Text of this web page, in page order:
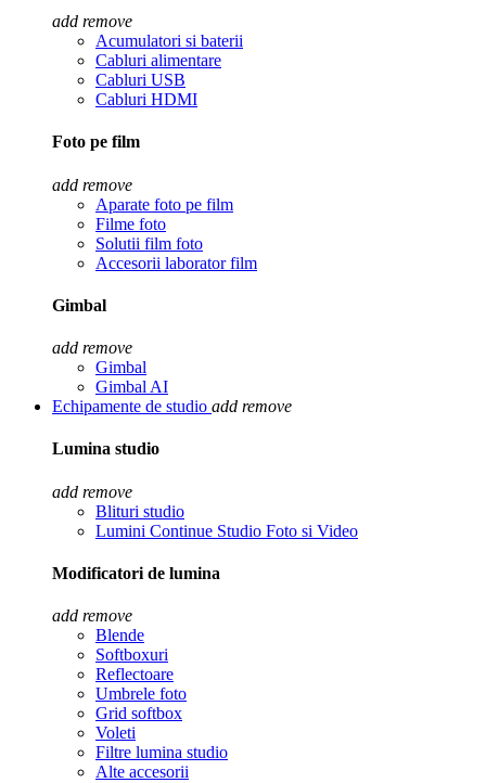
add remove
Acumulatori si baterii
Cabluri alimentare
Cabluri USB
Cabluri HDMI
Foto pe film
add remove
Aparate foto pe film
Filme foto
Solutii film foto
Accesorii laborator film
Gimbal
add remove
Gimbal
Gimbal AI
Echipamente de studio add remove
Lumina studio
add remove
Blituri studio
Lumini Continue Studio Foto si Video
Modificatori de lumina
add remove
Blende
Softboxuri
Reflectoare
Umbrele foto
Grid softbox
Voleti
Filtre lumina studio
Alte accesorii